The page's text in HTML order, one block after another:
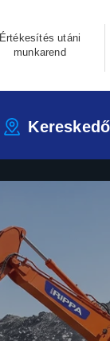
Értékesítés utáni
munkarend